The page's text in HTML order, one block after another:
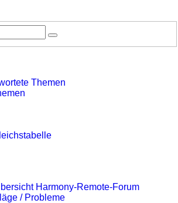
Suche
Suche
Themen
Harmony-Remote-Forum
/ Probleme